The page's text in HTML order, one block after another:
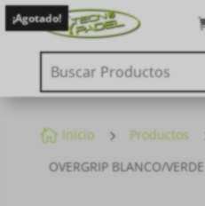
¡Agotado!
 Inicio 5 Productos
OVERGRIP BLANCO/